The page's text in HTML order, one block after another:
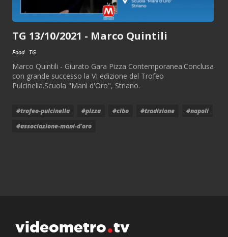
TG 13/10/2021 - Marco Quintili
Food TG
Marco Quintili - Giurato Gara Pizza Contemporanea.Conclusa
con grande successo la VI edizione del Trofeo
Pulcinella.Scuola "Mani d'Oro", Striano.
#trofeo-pulcinella #pizza #cibo #tradizione
#napoli
#associazione-mani-d'oro
videometro tv